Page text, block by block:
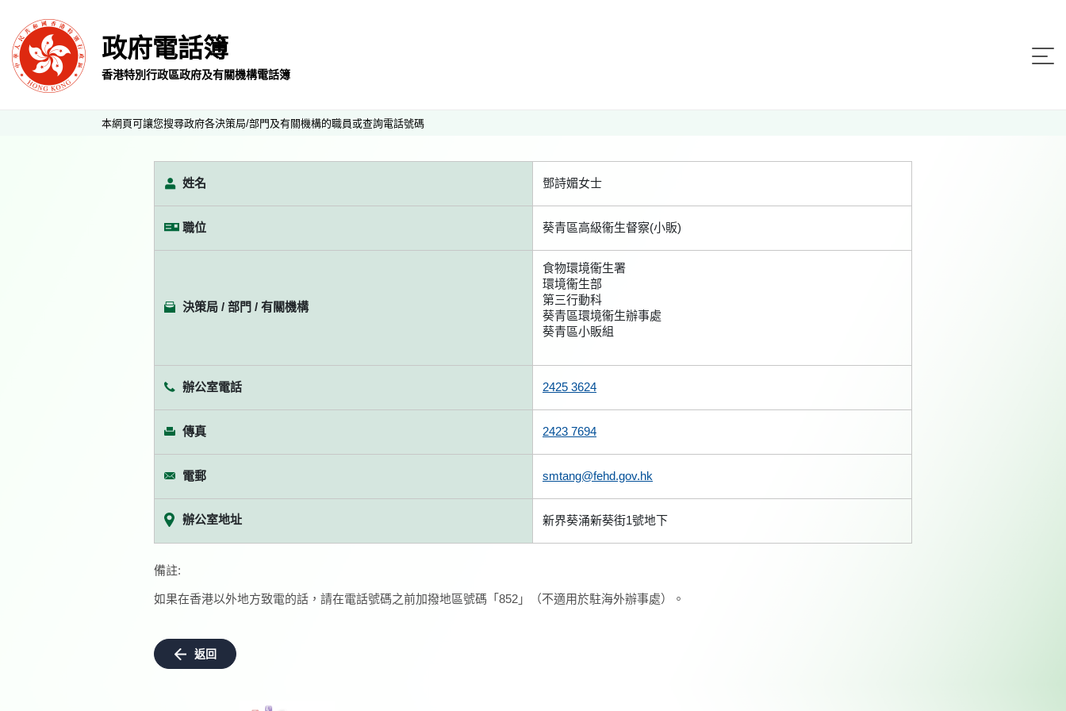
政府電話簿
香港特別行政區政府及有關機構電話簿
本網頁可讓您搜尋政府各決策局/部門及有關機構的職員或查詢電話號碼
姓名 鄧詩媚女士
職位 葵青區高級衞生督察(小販)
決策局 / 部門 / 有關機構
食物環境衞生署
環境衞生部
第三行動科
葵青區環境衞生辦事處
葵青區小販組
辦公室電話 2425 3624
傳真 2423 7694
電郵 smtang@fehd.gov.hk
辦公室地址 新界葵涌新葵街1號地下
備註:
如果在香港以外地方致電的話，請在電話號碼之前加撥地區號碼「852」（不適用於駐海外辦事處）。
返回